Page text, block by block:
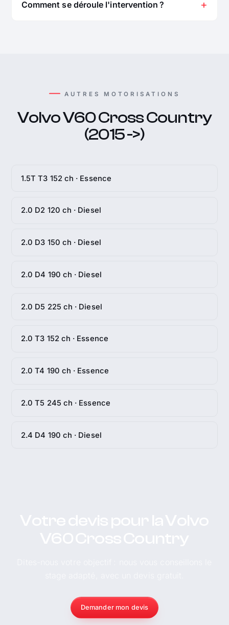
Comment se déroule l'intervention ?
AUTRES MOTORISATIONS
Volvo V60 Cross Country
(2015 ->)
1.5T T3 152 ch · Essence
2.0 D2 120 ch · Diesel
2.0 D3 150 ch · Diesel
2.0 D4 190 ch · Diesel
2.0 D5 225 ch · Diesel
2.0 T3 152 ch · Essence
2.0 T4 190 ch · Essence
2.0 T5 245 ch · Essence
2.4 D4 190 ch · Diesel
Demander mon devis